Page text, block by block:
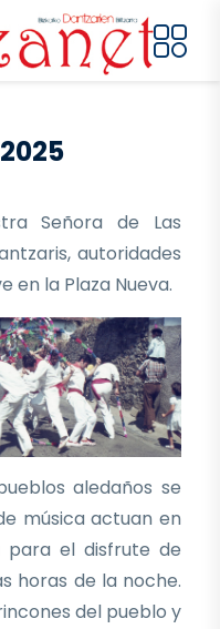
Señora de Las
autoridades
en la Plaza Nueva.
aledaños se
música actuan en
para el disfrute de
horas de la noche.
del pueblo y